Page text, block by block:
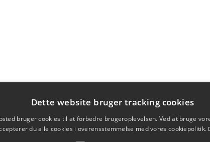
Dette website bruger tracking cookies
bruger cookies til at forbedre brugeroplevelsen. Ved at bruge
du alle cookies i overensstemmelse med vores cookiepolitik.